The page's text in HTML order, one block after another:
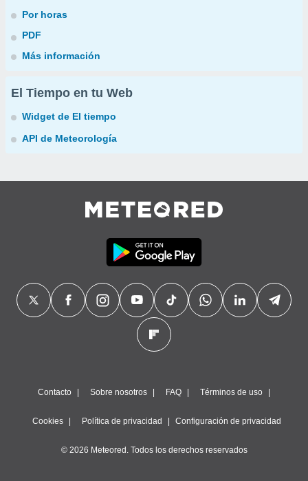
Por horas
PDF
Más información
El Tiempo en tu Web
Widget de El tiempo
API de Meteorología
Contacto Sobre nosotros FAQ Términos de uso
Cookies Política de privacidad Configuración de privacidad
© 2026 Meteored. Todos los derechos reservados